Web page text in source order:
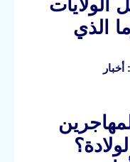
الولايات
الذي